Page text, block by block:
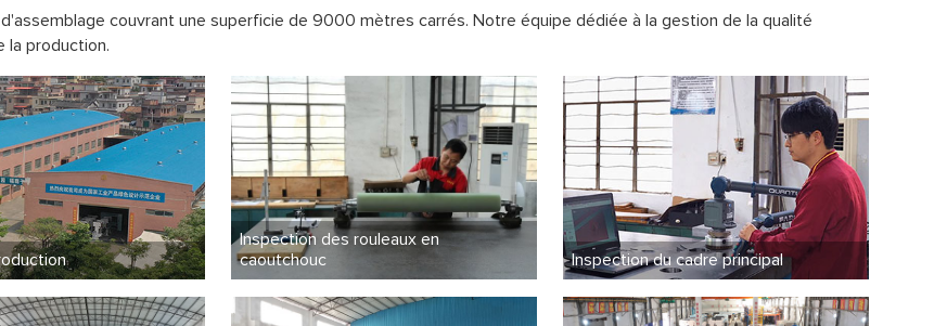
couvrant une superficie de 9000 mètres carrés. Notre équipe dédiée à la gestion de la qualité
production.
Inspection des rouleaux en
caoutchouc
Inspection du cadre principal